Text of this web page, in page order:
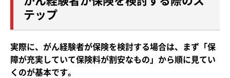
テップ
実際に、がん経験者が保険を検討する場合は、まず「保
障が充実していて保険料が割安なもの」から順に見てい
くのが基本です。